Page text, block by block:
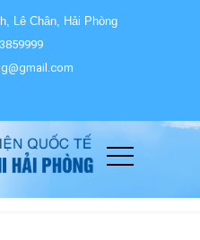
Lê Chân, Hải Phòng